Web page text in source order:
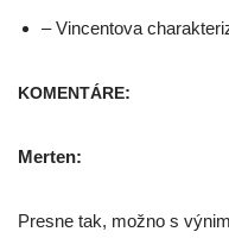
– Vincentova
KOMENTÁRE:
Merten:
Presne tak, mož­no s